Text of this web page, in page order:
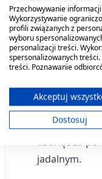
żuchwy.
Załóż
lekko
Wstrzymaj
przyjęciem
Ewentualne
szczęce,
usunąć za
jadalnym.
Przechowywanie
Wykorzystywanie
profili związanych z
wyboru
personalizacji treści.
spersonalizowanych
treści. Poznawanie
ograniczonych danych do
Dane mogą być
Twoja zgoda i polityka
Wyświetl listę
Cele przetwarzania IAB:
Akceptuj
Dostosuj